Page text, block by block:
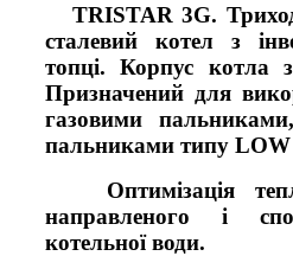
TRISTAR 3G.
сталевий котел з
топці. Корпус котла з
Призначений для
газовими
пальниками типу
Оптимізація
направленого і
котельної води.